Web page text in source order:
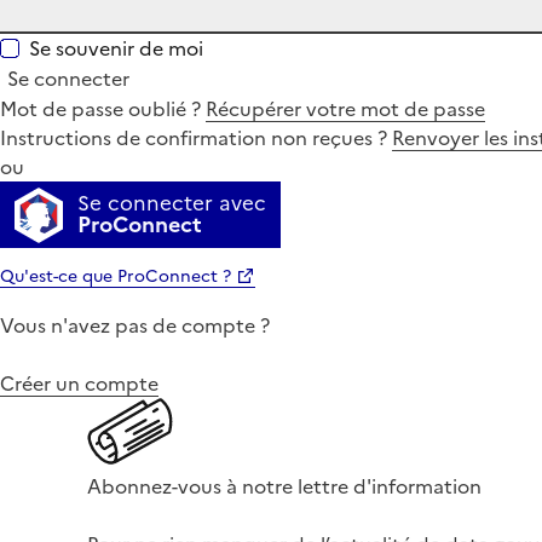
Se souvenir de moi
Se connecter
Mot de passe oublié ? Récupérer votre mot de passe
Instructions de confirmation non reçues ? Renvoyer les
ou
Se connecter avec
ProConnect
Qu'est-ce que ProConnect ?
Vous n'avez pas de compte ?
Créer un compte
Abonnez-vous à notre lettre d'information